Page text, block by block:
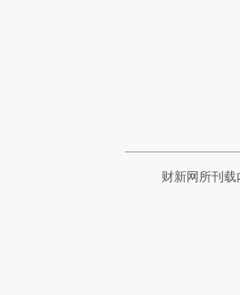
财新网所刊